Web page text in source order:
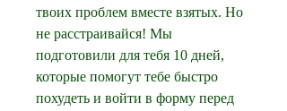
твоих проблем вместе взятых. Но
не расстраивайся! Мы
подготовили для тебя 10 дней,
которые помогут тебе быстро
похудеть и войти в форму перед